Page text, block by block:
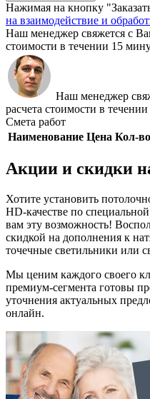
Нажимая на кнопку
на взаимодействие и
Наш менеджер свяжется с
стоимости в течении 15
Наш менеджер
расчета стоимости в
Смета работ
Наименование Цена Кол-во
Акции и скидки
Хотите установить
HD-качестве по
вам эту возможность!
скидкой на дополнения к
точечные светильники или
Мы ценим каждого своего
премиум-сегмента готовы
уточнения актуальных
онлайн.